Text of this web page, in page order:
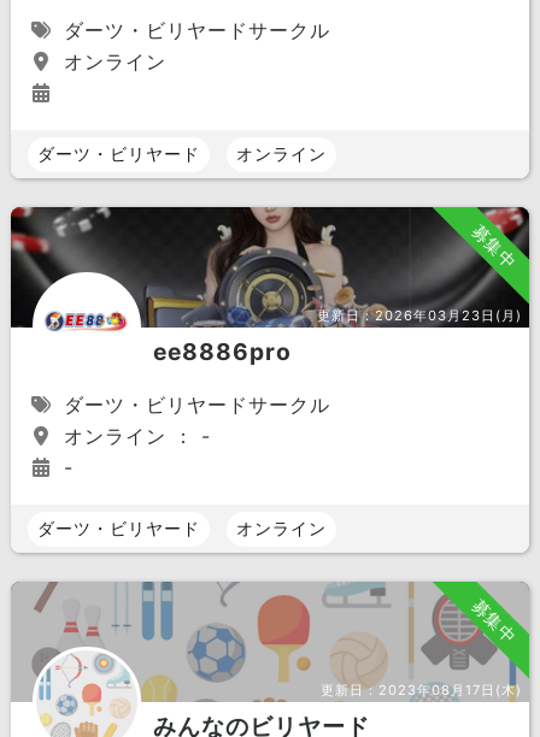
ダーツ・ビリヤードサークル
オンライン
ダーツ・ビリヤード オンライン
募集中
更新日：2026年03月23日(月)
ee8886pro
ダーツ・ビリヤードサークル
オンライン ： -
-
ダーツ・ビリヤード オンライン
募集中
更新日：2023年08月17日(木)
みんなのビリヤード